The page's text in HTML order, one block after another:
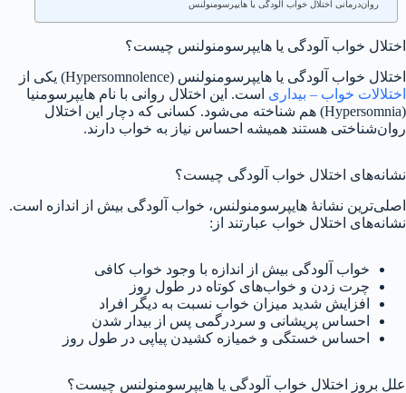
روان‌درمانی اختلال خواب آلودگی یا هایپرسومنولنس
اختلال خواب آلودگی یا هایپرسومنولنس چیست؟
اختلال خواب آلودگی یا هایپرسومنولنس (Hypersomnolence) یکی از
اختلالات خواب – بیداری است. این اختلال روانی با نام هایپرسومنیا
(Hypersomnia) هم شناخته می‌شود. کسانی که دچار این اختلال
روان‌شناختی هستند همیشه احساس نیاز به خواب دارند.
نشانه‌های اختلال خواب آلودگی چیست؟
اصلی‌ترین نشانهٔ هایپرسومنولنس، خواب آلودگی بیش از اندازه است.
نشانه‌های اختلال خواب عبارتند از:
خواب آلودگی بیش از اندازه با وجود خواب کافی
چرت زدن و خواب‌های کوتاه در طول روز
افزایش شدید میزان خواب نسبت به دیگر افراد
احساس پریشانی و سردرگمی پس از بیدار شدن
احساس خستگی و خمیازه کشیدن پیاپی در طول روز
علل بروز اختلال خواب آلودگی یا هایپرسومنولنس چیست؟